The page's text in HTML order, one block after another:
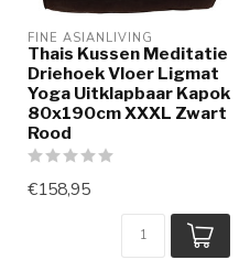
FINE ASIANLIVING
Thais Kussen Meditatie
Driehoek Vloer Ligmat
Yoga Uitklapbaar Kapok
80x190cm XXXL Zwart
Rood
€158,95